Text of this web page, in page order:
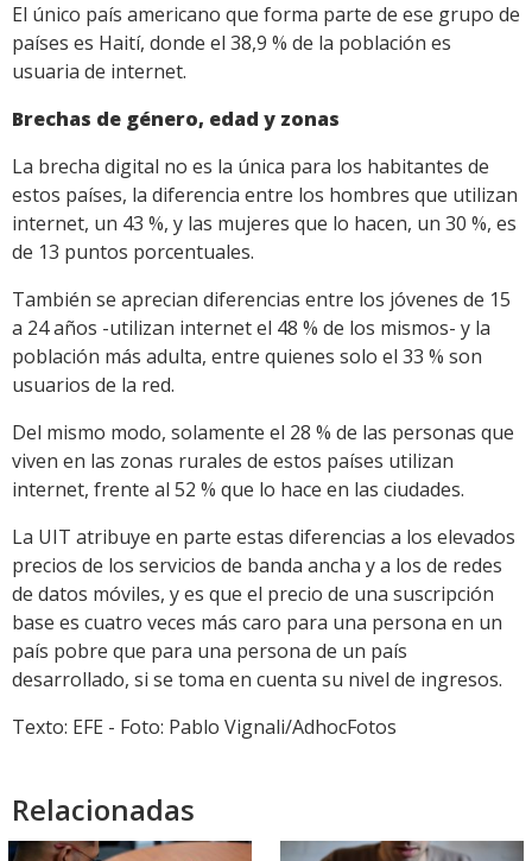
El único país americano que forma parte de ese grupo de
países es Haití, donde el 38,9 % de la población es
usuaria de internet.
Brechas de género, edad y zonas
La brecha digital no es la única para los habitantes de
estos países, la diferencia entre los hombres que utilizan
internet, un 43 %, y las mujeres que lo hacen, un 30 %, es
de 13 puntos porcentuales.
También se aprecian diferencias entre los jóvenes de 15
a 24 años -utilizan internet el 48 % de los mismos- y la
población más adulta, entre quienes solo el 33 % son
usuarios de la red.
Del mismo modo, solamente el 28 % de las personas que
viven en las zonas rurales de estos países utilizan
internet, frente al 52 % que lo hace en las ciudades.
La UIT atribuye en parte estas diferencias a los elevados
precios de los servicios de banda ancha y a los de redes
de datos móviles, y es que el precio de una suscripción
base es cuatro veces más caro para una persona en un
país pobre que para una persona de un país
desarrollado, si se toma en cuenta su nivel de ingresos.
Texto: EFE - Foto: Pablo Vignali/AdhocFotos
Relacionadas